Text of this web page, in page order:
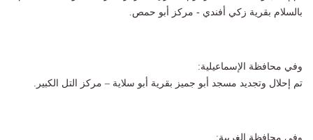
بالسلام بقرية زكي أفندي - مركز أبو حمص.
وفي محافظة الإسماعيلية:
تم إحلال وتجديد مسجد أبو جميز بقرية أبو سلاية – مركز التل الكبير.
وفي محافظة الغربية: